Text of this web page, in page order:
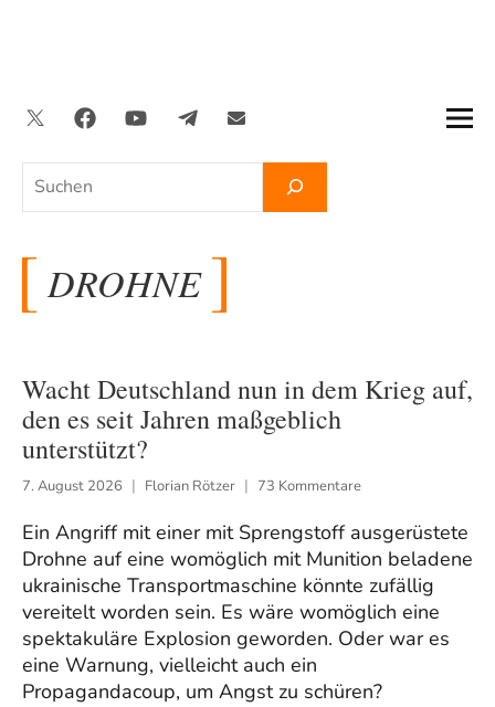
Suchen
TwitterFacebookYouTubeTelegramNewsletter
DROHNE
Wacht Deutschland nun in dem Krieg auf,
den es seit Jahren maßgeblich
unterstützt?
7. August 2026 Florian Rötzer 73 Kommentare
Ein Angriff mit einer mit Sprengstoff ausgerüstete
Drohne auf eine womöglich mit Munition beladene
ukrainische Transportmaschine könnte zufällig
vereitelt worden sein. Es wäre womöglich eine
spektakuläre Explosion geworden. Oder war es
eine Warnung, vielleicht auch ein
Propagandacoup, um Angst zu schüren?